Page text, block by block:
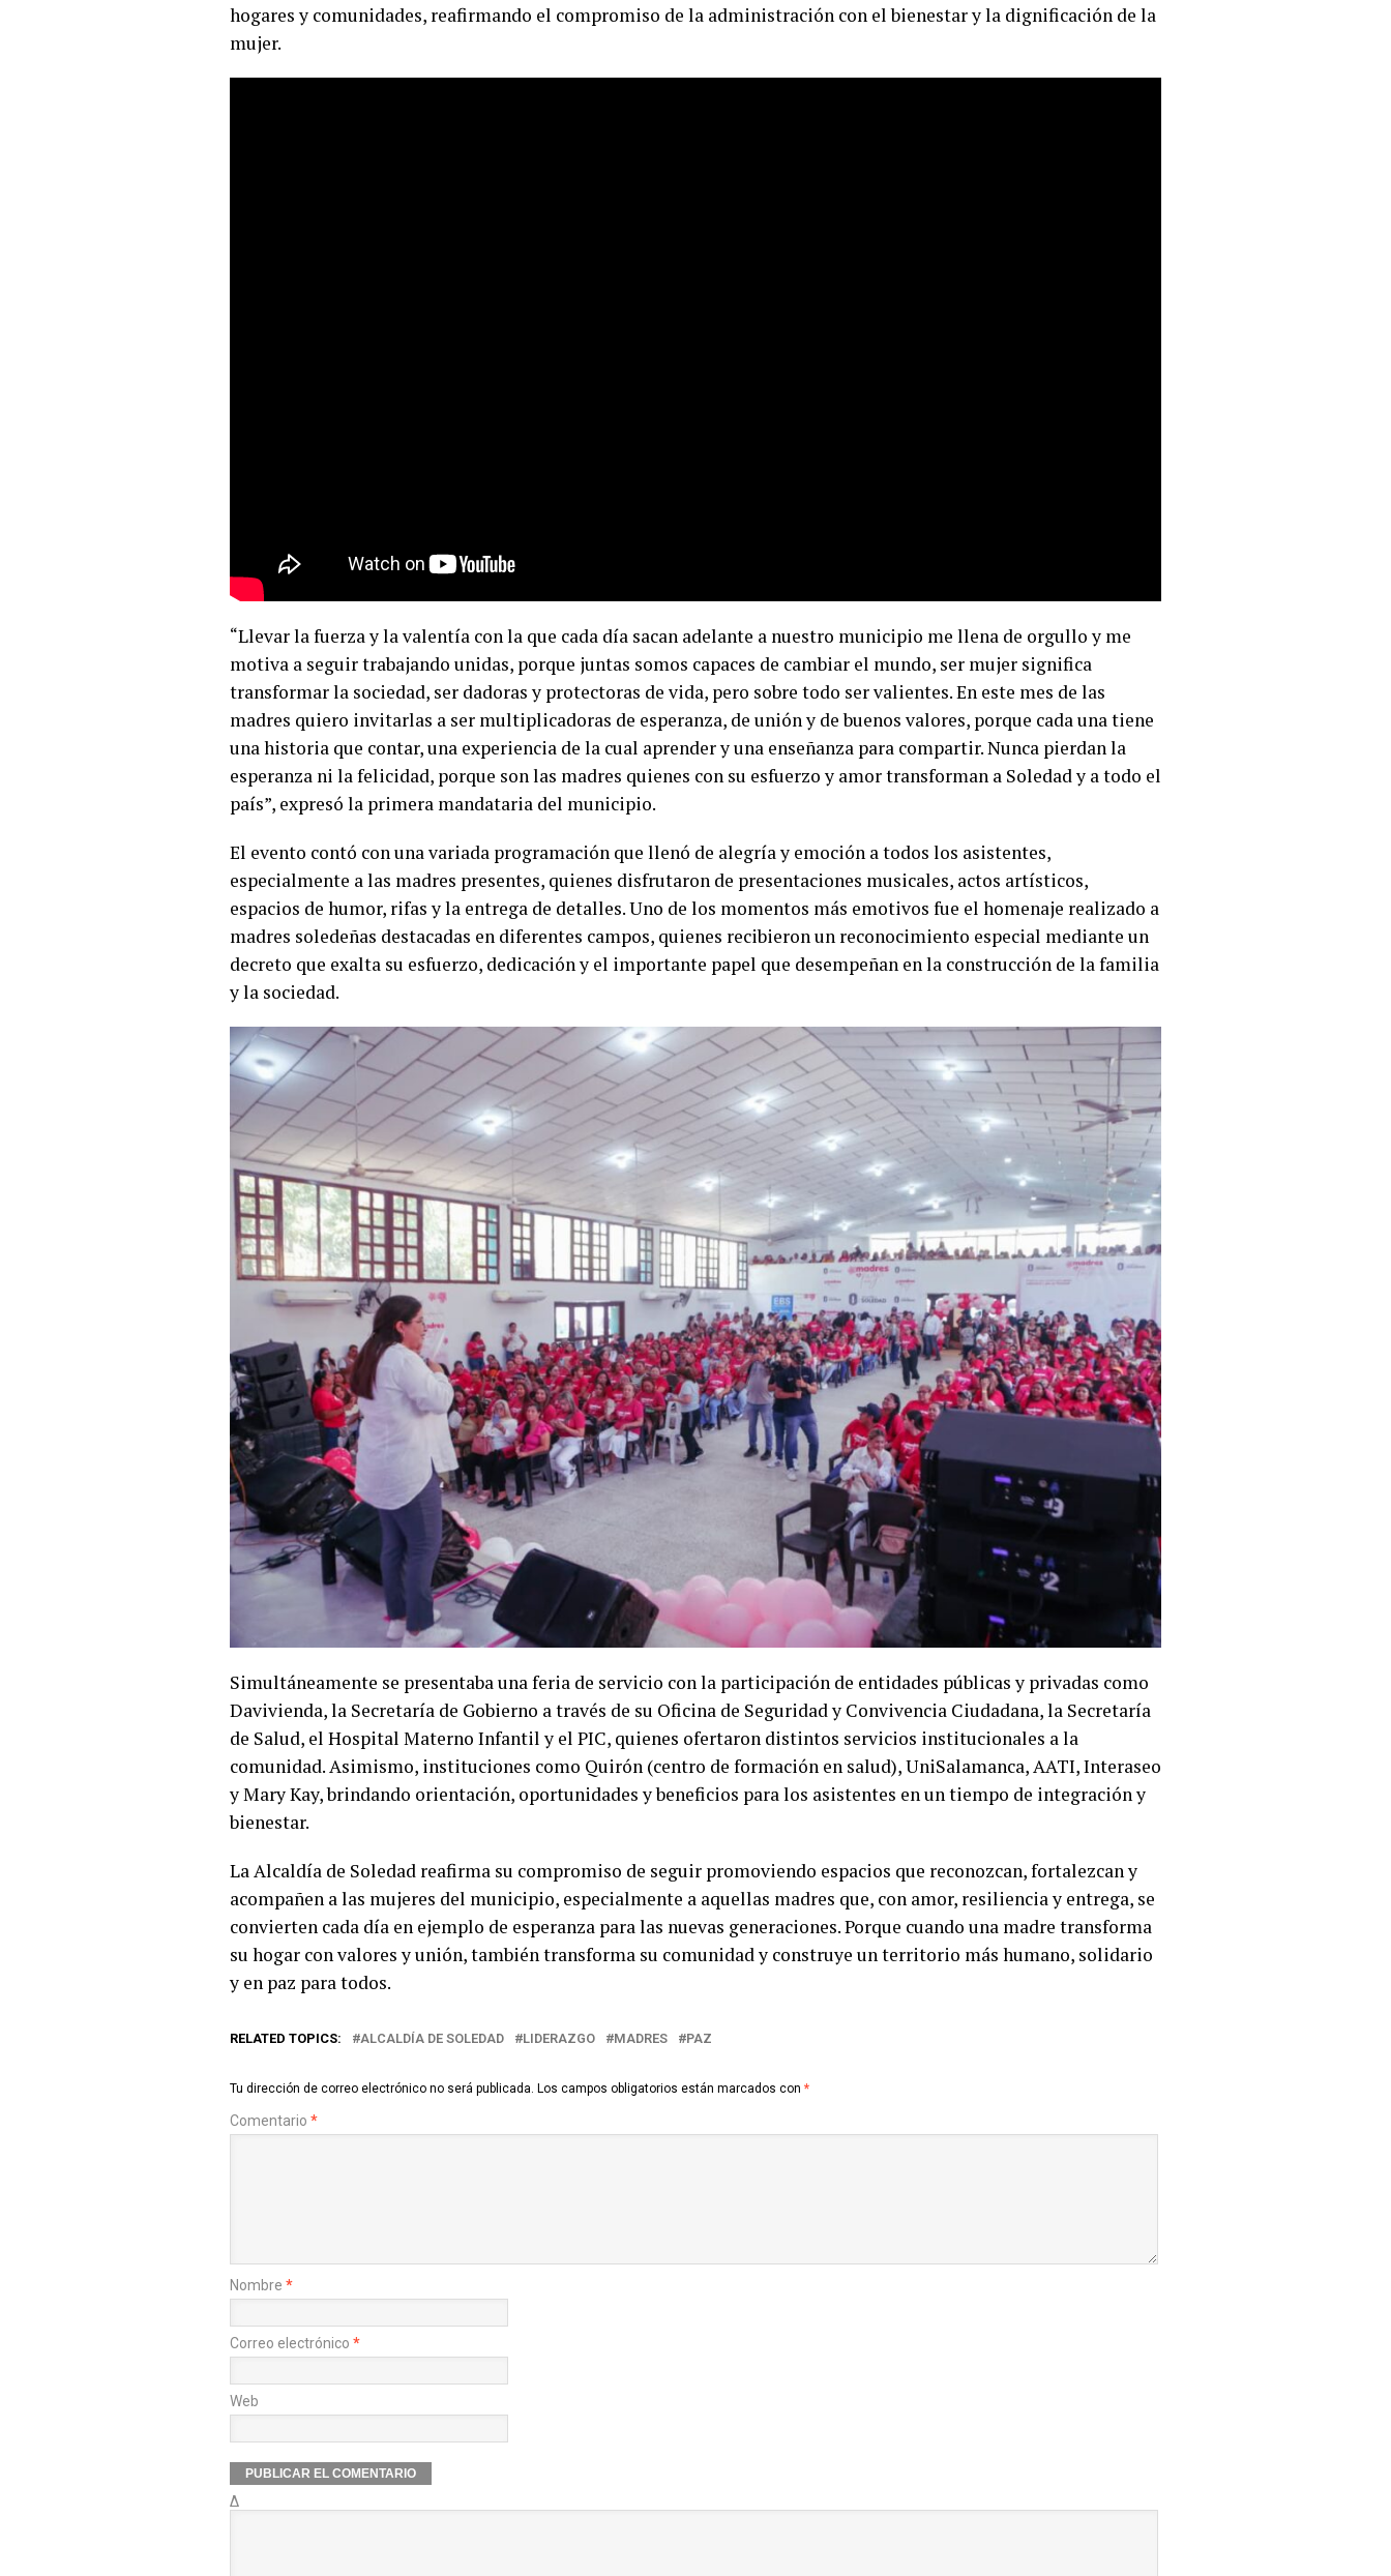
hogares y comunidades, reafirmando el compromiso de la administración con el bienestar y la dignificación de la
mujer.
“Llevar la fuerza y la valentía con la que cada día sacan adelante a nuestro municipio me llena de orgullo y me
motiva a seguir trabajando unidas, porque juntas somos capaces de cambiar el mundo, ser mujer significa
transformar la sociedad, ser dadoras y protectoras de vida, pero sobre todo ser valientes. En este mes de las
madres quiero invitarlas a ser multiplicadoras de esperanza, de unión y de buenos valores, porque cada una tiene
una historia que contar, una experiencia de la cual aprender y una enseñanza para compartir. Nunca pierdan la
esperanza ni la felicidad, porque son las madres quienes con su esfuerzo y amor transforman a Soledad y a todo el
país”, expresó la primera mandataria del municipio.
El evento contó con una variada programación que llenó de alegría y emoción a todos los asistentes,
especialmente a las madres presentes, quienes disfrutaron de presentaciones musicales, actos artísticos,
espacios de humor, rifas y la entrega de detalles. Uno de los momentos más emotivos fue el homenaje realizado a
madres soledeñas destacadas en diferentes campos, quienes recibieron un reconocimiento especial mediante un
decreto que exalta su esfuerzo, dedicación y el importante papel que desempeñan en la construcción de la familia
y la sociedad.
Simultáneamente se presentaba una feria de servicio con la participación de entidades públicas y privadas como
Davivienda, la Secretaría de Gobierno a través de su Oficina de Seguridad y Convivencia Ciudadana, la Secretaría
de Salud, el Hospital Materno Infantil y el PIC, quienes ofertaron distintos servicios institucionales a la
comunidad. Asimismo, instituciones como Quirón (centro de formación en salud), UniSalamanca, AATI, Interaseo
y Mary Kay, brindando orientación, oportunidades y beneficios para los asistentes en un tiempo de integración y
bienestar.
La Alcaldía de Soledad reafirma su compromiso de seguir promoviendo espacios que reconozcan, fortalezcan y
acompañen a las mujeres del municipio, especialmente a aquellas madres que, con amor, resiliencia y entrega, se
convierten cada día en ejemplo de esperanza para las nuevas generaciones. Porque cuando una madre transforma
su hogar con valores y unión, también transforma su comunidad y construye un territorio más humano, solidario
y en paz para todos.
RELATED TOPICS: ALCALDÍA DE SOLEDAD LIDERAZGO MADRES PAZ
Tu dirección de correo electrónico no será publicada. Los campos obligatorios están marcados con *
Comentario *
Nombre *
Correo electrónico *
Web
Δ